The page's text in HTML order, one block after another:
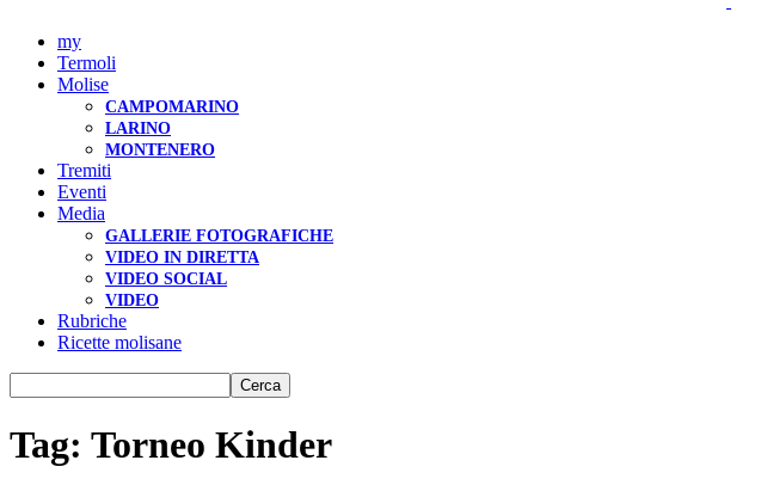
my
Termoli
Molise
CAMPOMARINO
LARINO
MONTENERO
Tremiti
Eventi
Media
GALLERIE FOTOGRAFICHE
VIDEO IN DIRETTA
VIDEO SOCIAL
VIDEO
Rubriche
Ricette molisane
Tag: Torneo Kinder